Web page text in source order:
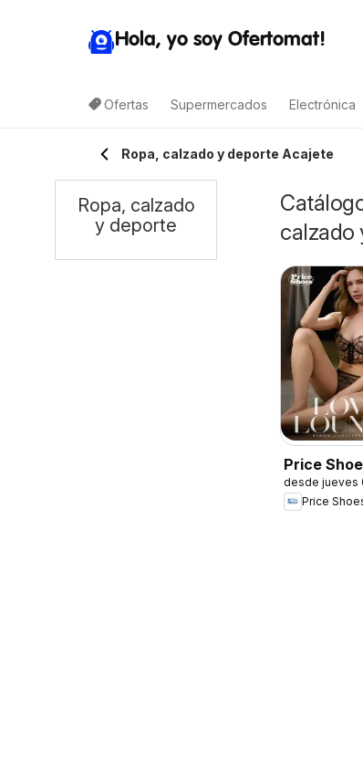
Hola, yo soy Ofertomat!
Ofertas Supermercados Electrónica
Ropa, calzado y deporte Acajete
calzado
Price
catálogo
Lounge
desde jueves
Price
Ropa, calzado
y deporte